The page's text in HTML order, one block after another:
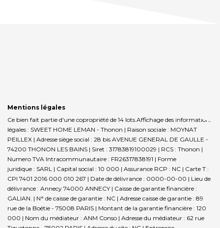
Mentions légales
Ce bien fait partie d'une copropriété de 14 lots.Affichage des informations
légales : SWEET HOME LEMAN - Thonon | Raison sociale : MOYNAT
PEILLEX | Adresse siège social : 28 bis AVENUE GENERAL DE GAULLE -
74200 THONON LES BAINS | Siret : 31783819100029 | RCS : Thonon |
Numero TVA Intracommunautaire : FR26317838191 | Forme
juridique : SARL | Capital social : 10 000 | Assurance RCP : NC | Carte T :
CPI 7401 2016 000 010 267 | Date de délivrance : 0000-00-00 | Lieu de
délivrance : Annecy 74000 ANNECY | Caisse de garantie financière :
GALIAN. | N° de caisse de garantie : NC | Adresse caisse de garantie : 89
rue de la Boétie - 75008 PARIS | Montant de la garantie financière : 120
000 | Nom du médiateur : ANM Conso | Adresse du médiateur : 62 rue